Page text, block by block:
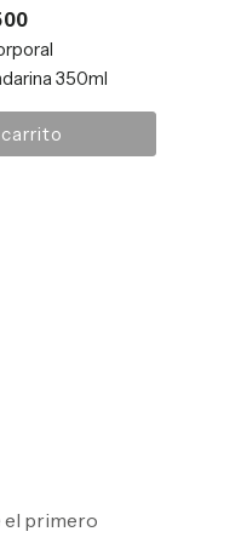
350ml
el primero